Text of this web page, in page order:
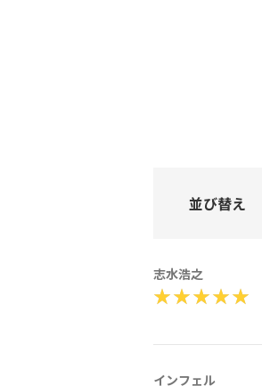
並び替え
志水浩之
インフェル